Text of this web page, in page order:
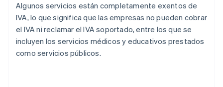
Algunos servicios están completamente exentos de
IVA, lo que significa que las empresas no pueden cobrar
el IVA ni reclamar el IVA soportado, entre los que se
incluyen los servicios médicos y educativos prestados
como servicios públicos.